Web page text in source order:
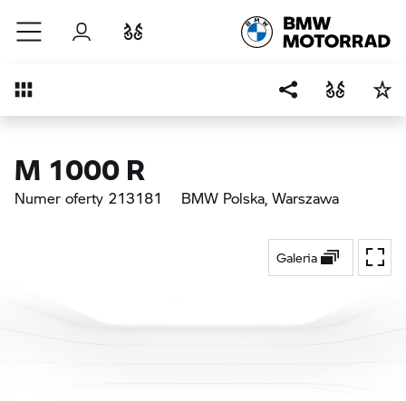
Przejdź do głównej treści
Zaloguj się
Przegląd
M 1000 R
Numer oferty 213181 BMW Polska, Warszawa
Galeria